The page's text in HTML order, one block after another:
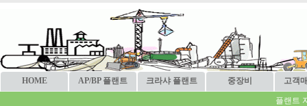
HOME AP/BP 플랜트 크라샤 플랜트 중장비 고객
플랜트